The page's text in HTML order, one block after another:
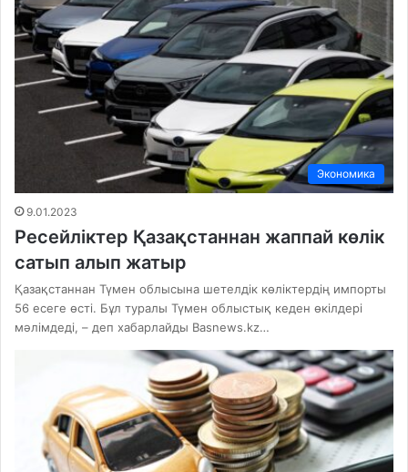
Экономика
9.01.2023
Ресейліктер Қазақстаннан жаппай көлік
сатып алып жатыр
Қазақстаннан Түмен облысына шетелдік көліктердің импорты
56 есеге өсті. Бұл туралы Түмен облыстық кеден өкілдері
мәлімдеді, – деп хабарлайды Basnews.kz…